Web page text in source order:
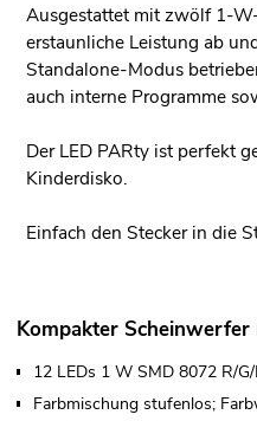
Ausgestattet mit zwölf 1-
erstaunliche Leistung ab
Standalone-Modus
auch interne Programme
Der LED PARty ist perfekt
Kinderdisko.
Einfach den Stecker in die
Kompakter
12 LEDs 1 W SMD 8072 R/
Farbmischung stufenlos;